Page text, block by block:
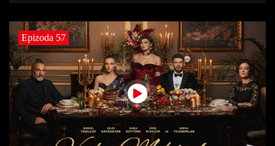
Epizoda 57